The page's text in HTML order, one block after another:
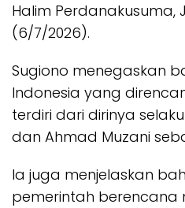
Halim Perdanakusuma,
(6/7/2026).
Sugiono menegaskan
Indonesia yang
terdiri dari dirinya
dan Ahmad Muzani
Ia juga menjelaskan
pemerintah berencana